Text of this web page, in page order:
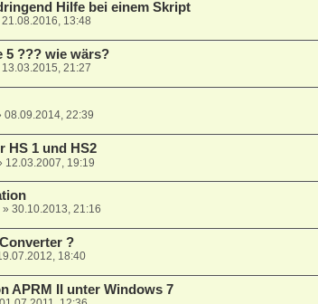
Hilfe bei einem Skript
21.08.2016, 13:48
5 ??? wie wärs?
13.03.2015, 21:27
08.09.2014, 22:39
HS 1 und HS2
12.03.2007, 19:19
» 30.10.2013, 21:16
?
18:40
APRM II unter Windows 7